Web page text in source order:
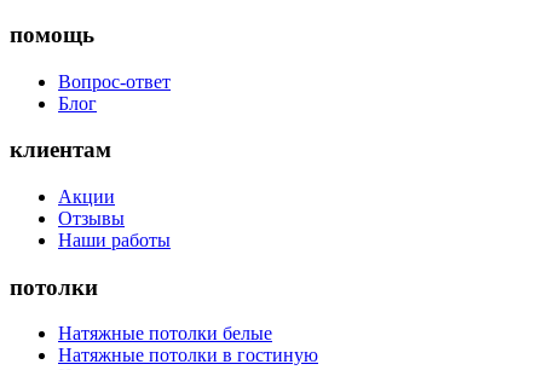
помощь
Вопрос-ответ
Блог
клиентам
Акции
Отзывы
Наши работы
потолки
Натяжные потолки белые
Натяжные потолки в гостиную